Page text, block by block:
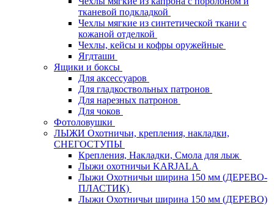
тканевой подкладкой
Чехлы мягкие из синтетической ткани с
кожаной отделкой
Чехлы, кейсы и кофры оружейные
Ягдташи
Ящики и боксы
Для аксессуаров
Для гладкоствольных патронов
Для нарезных патронов
Для чоков
Фотоловушки
ЛЫЖИ Охотничьи, крепления, накладки,
СНЕГОСТУПЫ
Крепления, Накладки, Смола для лыж
Лыжи охотничьи KARJALA
Лыжи Охотничьи ширина 150 мм (ДЕРЕВО-
ПЛАСТИК)
Лыжи Охотничьи ширина 150 мм (ДЕРЕВО)